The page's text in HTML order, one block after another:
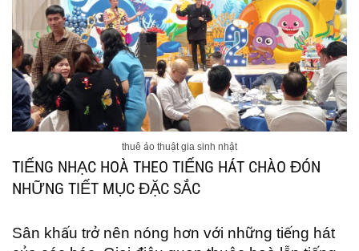
thuê ảo thuật gia sinh nhật
TIẾNG NHẠC HOÀ THEO TIẾNG HÁT CHÀO ĐÓN
NHỮNG TIẾT MỤC ĐẶC SẮC
Sân khấu trở nên nóng hơn với những tiếng hát